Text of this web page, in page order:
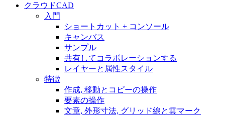
クラウドCAD
入門
ショートカット + コンソール
キャンバス
サンプル
共有してコラボレーションする
レイヤーと属性スタイル
特徴
作成, 移動とコピーの操作
要素の操作
文章, 外形寸法, グリッド線と雲マーク